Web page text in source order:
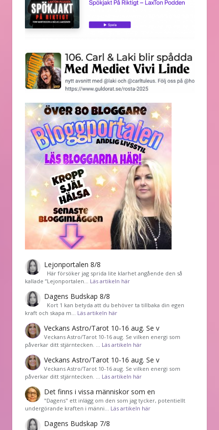
Lejonportalen 8/8
Här försöker jag sprida lite klarhet angående den så
kallade ”Lejonportalen… Läs artikeln här
Dagens Budskap 8/8
Kort 1 kan betyda att du behöver ta tillbaka din egen
kraft och skapa m… Läs artikeln här
Veckans Astro/Tarot 10-16 aug. Se v
Veckans Astro/Tarot 10-16 aug. Se vilken energi som
påverkar ditt stjärntecken. … Läs artikeln här
Veckans Astro/Tarot 10-16 aug. Se v
Veckans Astro/Tarot 10-16 aug. Se vilken energi som
påverkar ditt stjärntecken. … Läs artikeln här
Det finns i vissa människor som en
"Dagens" ett inlägg om den som jag tycker, potentiellt
undergörande kraften i männi… Läs artikeln här
Dagens Budskap 7/8